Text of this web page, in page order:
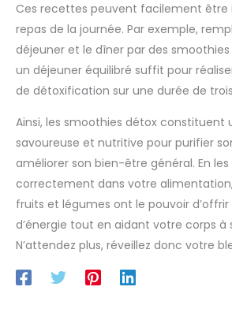
Ces recettes peuvent facilement être
repas de la journée. Par exemple,
déjeuner et le dîner par des
un déjeuner équilibré suffit pour
de détoxification sur une durée de
Ainsi, les smoothies détox constituent
savoureuse et nutritive pour purifier
améliorer son bien-être général. En
correctement dans votre
fruits et légumes ont le pouvoir
d’énergie tout en aidant votre corps à
N’attendez plus, réveillez donc votre